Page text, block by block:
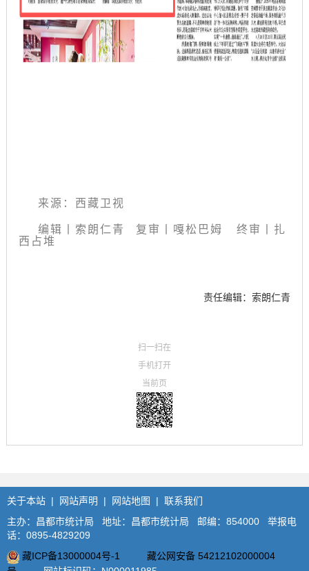
来源：西藏卫视
编辑丨索朗仁青 复审
嘎松巴姆 终审丨扎
西占堆
责任编辑：索朗仁青
扫一扫在
手机打开
当前页
关于本站 | 网站声明 | 网站地图 | 联系我们
主办：昌都市统计局 地址：昌都市统计局 邮编：854000 举报电
话：0895-4829209
藏ICP备13000004号-1
藏公网安备 54212102000004